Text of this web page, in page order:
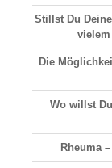
Stillst Du
Die
Wo willst
Rheuma